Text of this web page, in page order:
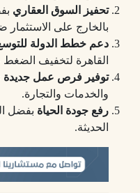
تحفيز السوق العقاري
بالخارج على
دعم خطط الدولة
القاهرة لتخفيف
توفير فرص عمل جديدة
والخدمات والتجارة.
رفع جودة الحياة بفضل
الحديثة.